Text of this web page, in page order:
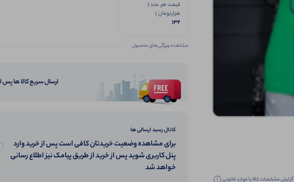
گزارش مشخصات کالا یا موارد قانونی
قیمت هر عدد (
هزارتومان )
132
مشاهده ویژگی‌های محصول
ارسال سریع کالا ها
کانال رسید ارسالی ها
برای مشاهده وضعیت خریدتان کافی است پس از خرید وارد
پنل کاربری شوید پس از خرید از طریق پیامک نیز اطلاع رسانی
خواهد شد